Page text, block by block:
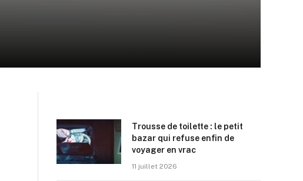
Trousse de toilette : le petit
bazar qui refuse enfin de
voyager en vrac
11 juillet 2026